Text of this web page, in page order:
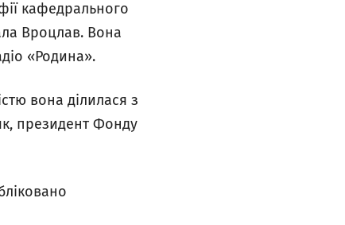
кафедрального
Вроцлав. Вона
«Родина».
вона ділилася з
президент Фонду